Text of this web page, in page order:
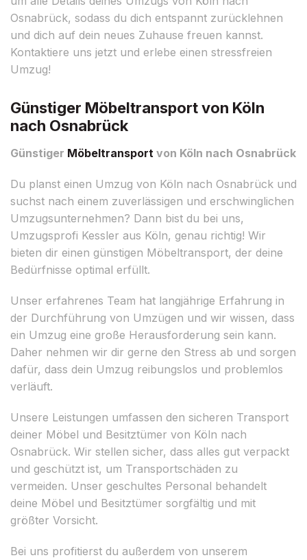
Osnabrück, sodass du dich entspannt zurücklehnen
und dich auf dein neues Zuhause freuen kannst.
Kontaktiere uns jetzt und erlebe einen stressfreien
Umzug!
Günstiger Möbeltransport von Köln
nach Osnabrück
Günstiger Möbeltransport von Köln nach Osnabrück
Du planst einen Umzug von Köln nach Osnabrück und
suchst nach einem zuverlässigen und erschwinglichen
Umzugsunternehmen? Dann bist du bei uns,
Umzugsprofi Kessler aus Köln, genau richtig! Wir
bieten dir einen günstigen Möbeltransport, der deine
Bedürfnisse optimal erfüllt.
Unser erfahrenes Team hat langjährige Erfahrung in
der Durchführung von Umzügen und wir wissen, dass
ein Umzug eine große Herausforderung sein kann.
Daher nehmen wir dir gerne den Stress ab und sorgen
dafür, dass dein Umzug reibungslos und problemlos
verläuft.
Unsere Leistungen umfassen den sicheren Transport
deiner Möbel und Besitztümer von Köln nach
Osnabrück. Wir stellen sicher, dass alles gut verpackt
und geschützt ist, um Transportschäden zu
vermeiden. Unser geschultes Personal behandelt
deine Möbel und Besitztümer sorgfältig und mit
größter Vorsicht.
Bei uns profitierst du außerdem von unserem